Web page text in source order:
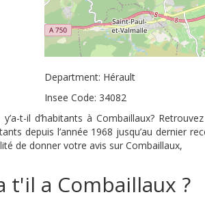
Department: Hérault
Insee Code: 34082
t-il d’habitants à Combaillaux?
depuis l’année 1968 jusqu’au
de donner votre avis sur Combaillaux,
a Combaillaux ?